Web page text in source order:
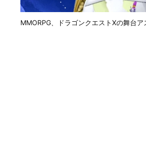
MMORPG、ドラゴンクエストⅩの舞台